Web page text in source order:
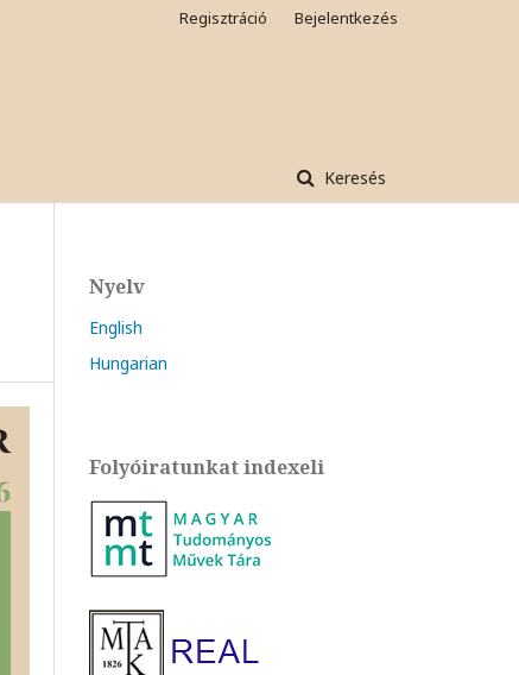
Keresés
Regisztráció Bejelentkezés
Nyelv
English
Hungarian
Folyóiratunkat indexeli